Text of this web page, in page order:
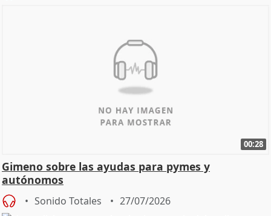
00:28
Gimeno sobre las ayudas para pymes y
autónomos
Sonido Totales 27/07/2026